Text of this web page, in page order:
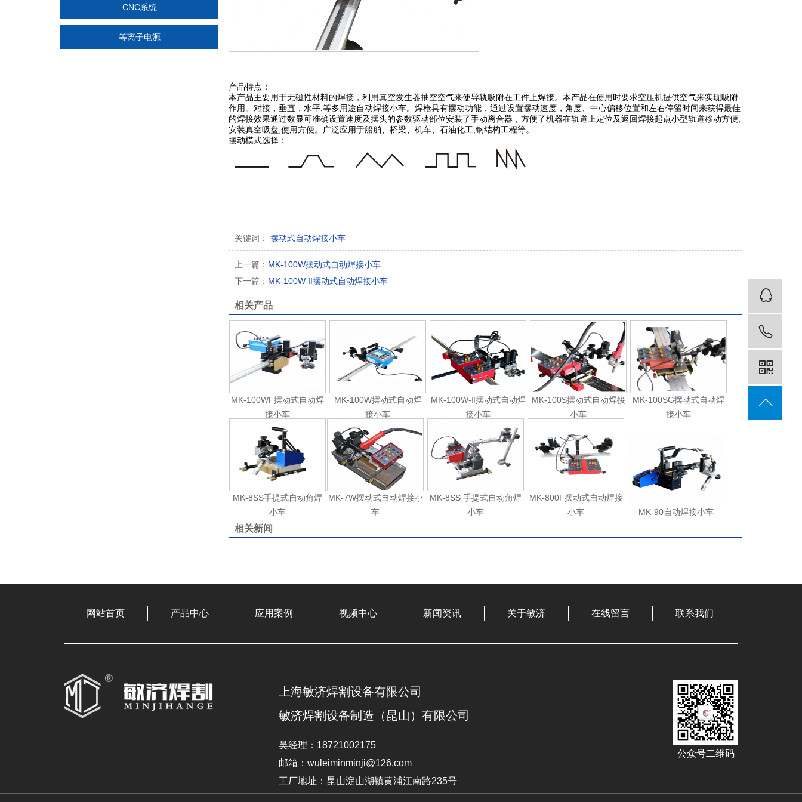
CNC系统
等离子电源
产品特点：
本产品主要用于无磁性材料的焊接，利用真空发生器抽空空气来使导轨吸附在工件上焊接。本产品在使用时要求空压机提供空气来实现吸附
作用。对接，垂直，水平,等多用途自动焊接小车。焊枪具有摆动功能，通过设置摆动速度，角度、中心偏移位置和左右停留时间来获得最佳
的焊接效果通过数显可准确设置速度及摆头的参数驱动部位安装了手动离合器，方便了机器在轨道上定位及返回焊接起点小型轨道移动方便,
安装真空吸盘,使用方便。广泛应用于船舶、桥梁、机车、石油化工,钢结构工程等。
摆动模式选择：
关键词： 摆动式自动焊接小车
上一篇： MK-100W摆动式自动焊接小车
下一篇： MK-100W-Ⅱ摆动式自动焊接小车
相关产品
MK-100WF摆动式自动焊
接小车
MK-100W摆动式自动焊
接小车
MK-100W-Ⅱ摆动式自动焊
接小车
MK-100S摆动式自动焊接
小车
MK-100SG摆动式自动焊
接小车
MK-8SS手提式自动角焊
小车
MK-7W摆动式自动焊接小
车
MK-8SS 手提式自动角焊
小车
MK-800F摆动式自动焊接
小车
MK-90自动焊接小车
相关新闻
网站首页 产品中心 应用案例 视频中心 新闻资讯 关于敏济 在线留言 联系我们
上海敏济焊割设备有限公司
敏济焊割设备制造（昆山）有限公司
吴经理：18721002175
邮箱：wuleiminminji@126.com
工厂地址：昆山淀山湖镇黄浦江南路235号
公众号二维码